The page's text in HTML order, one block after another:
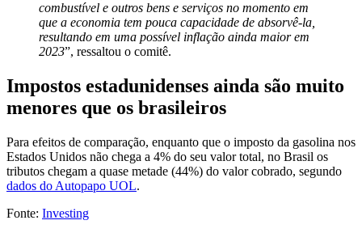
combustível e outros bens e serviços no momento em
que a economia tem pouca capacidade de absorvê-la,
resultando em uma possível inflação ainda maior em
2023”, ressaltou o comitê.
Impostos estadunidenses ainda são muito
menores que os brasileiros
Para efeitos de comparação, enquanto que o imposto da gasolina nos
Estados Unidos não chega a 4% do seu valor total, no Brasil os
tributos chegam a quase metade (44%) do valor cobrado, segundo
dados do Autopapo UOL.
Fonte: Investing